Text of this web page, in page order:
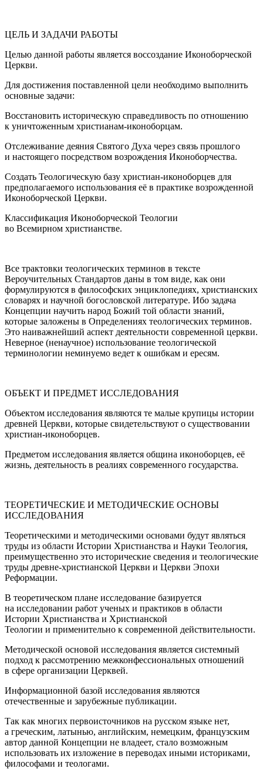
ЦЕЛЬ И ЗАДАЧИ РАБОТЫ
Целью данной работы является воссоздание Иконоборческой
Церкви.
Для достижения поставленной цели необходимо выполнить
основные задачи:
Восстановить историческую справедливость по отношению
к уничтоженным христианам-иконоборцам.
Отслеживание деяния Святого Духа через связь прошлого
и настоящего посредством возрождения Иконоборчества.
Создать Теологическую базу христиан-иконоборцев для
предполагаемого использования её в практике возрожденной
Иконоборческой Церкви.
Классификация Иконоборческой Теологии
во Всемирном христианстве.
Все трактовки теологических терминов в тексте
Вероучительных Стандартов даны в том виде, как они
формулируются в философских энциклопедиях, христианских
словарях и научной богословской литературе. Ибо задача
Концепции научить народ Божий той области знаний,
которые заложены в Определениях теологических терминов.
Это наиважнейший аспект деятельности современной церкви.
Неверное (ненаучное) использование теологической
терминологии неминуемо ведет к ошибкам и ересям.
ОБЪЕКТ И ПРЕДМЕТ ИССЛЕДОВАНИЯ
Объектом исследования являются те малые крупицы истории
древней Церкви, которые свидетельствуют о существовании
христиан-иконоборцев.
Предметом исследования является община иконоборцев, её
жизнь, деятельность в реалиях современного государства.
ТЕОРЕТИЧЕСКИЕ И МЕТОДИЧЕСКИЕ ОСНОВЫ
ИССЛЕДОВАНИЯ
Теоретическими и методическими основами будут являться
труды из области Истории Христианства и Науки Теология,
преимущественно это исторические сведения и теологические
труды древне-христианской Церкви и Церкви Эпохи
Реформации.
В теоретическом плане исследование базируется
на исследовании работ ученых и практиков в области
Истории Христианства и Христианской
Теологии и применительно к современной действительности.
Методической основой исследования является системный
подход к рассмотрению межконфессиональных отношений
в сфере организации Церквей.
Информационной базой исследования являются
отечественные и зарубежные публикации.
Так как многих первоисточников на русском языке нет,
а греческим, латынью, английским, немецким, французским
автор данной Концепции не владеет, стало возможным
использовать их изложение в переводах иными историками,
философами и теологами.